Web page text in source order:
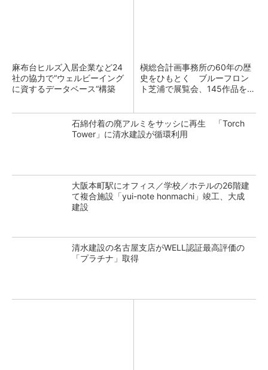
麻布台ヒルズ入居企業など24
社の協力で“ウェルビーイング
に資するデータベース“構築
槇総合計画事務所の60年の歴
史をひもとく ブルーフロン
ト芝浦で展覧会、145作品を振
石綿付着の廃アルミをサッシに再生 「Torch
Tower」に清水建設が循環利用
大阪本町駅にオフィス／学校／ホテルの26階建
て複合施設「yui-note honmachi」竣工、大成
建設
清水建設の名古屋支店がWELL認証最高評価の
「プラチナ」取得